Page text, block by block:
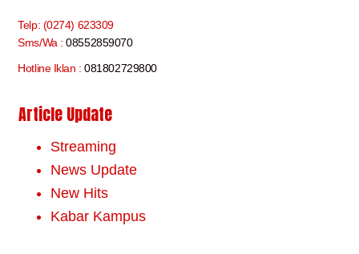
Telp: (0274) 623309
Sms/Wa :08552859070
Hotline Iklan :081802729800
Article Update
Streaming
News Update
New Hits
Kabar Kampus